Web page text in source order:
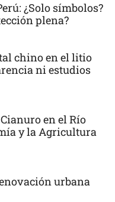
¿Solo símbolos?
plena?
chino en el litio
ni estudios
en el Río
y la Agricultura
urbana